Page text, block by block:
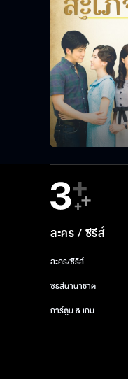
ละคร / ซีรีส์
ละคร/ซีรีส์
ซีรีส์นานาชาติ
การ์ตูน & เกม